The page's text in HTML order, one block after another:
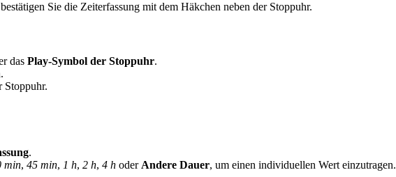
Sie die Zeiterfassung mit dem Häkchen neben der Stoppuhr.
das Play-Symbol der Stoppuhr.
Stoppuhr.
.
min, 45 min, 1 h, 2 h, 4 h oder Andere Dauer, um einen individuellen Wert einzutragen.